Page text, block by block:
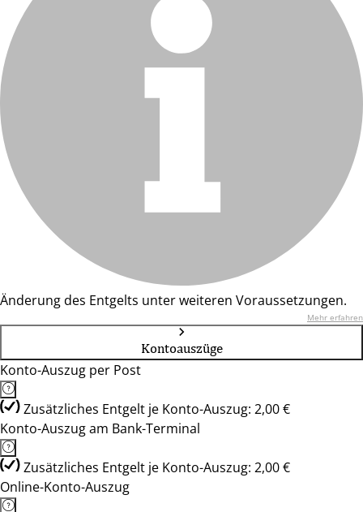
Änderung des Entgelts unter weiteren Voraussetzungen.
Mehr erfahren
Kontoauszüge
Konto-Auszug per Post
Zusätzliches Entgelt je Konto-Auszug: 2,00 €
Konto-Auszug am Bank-Terminal
Zusätzliches Entgelt je Konto-Auszug: 2,00 €
Online-Konto-Auszug